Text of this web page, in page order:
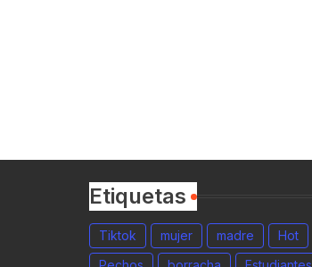
Etiquetas
Tiktok mujer madre Hot